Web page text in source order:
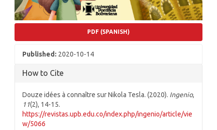
PDF (SPANISH)
Published: 2020-10-14
How to Cite
Douze idées à connaître sur Nikola Tesla. (2020). Ingenio,
11(2), 14-15.
https://revistas.upb.edu.co/index.php/ingenio/article/vie
w/5066